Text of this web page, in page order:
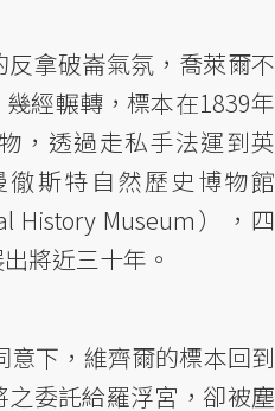
拿破崙氣氛，喬萊爾不
經輾轉，標本在1839年
，透過走私手法運到英
斯特自然歷史博物館
History Museum），四
將近三十年。
下，維齊爾的標本回到
委託給羅浮宮，卻被塵